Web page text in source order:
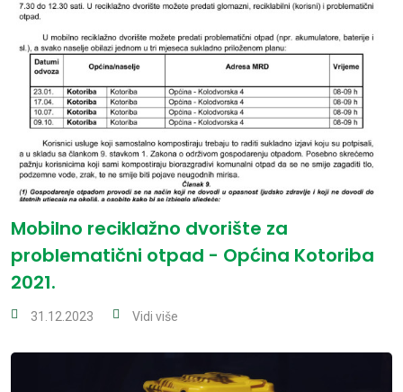
Mobilno reciklažno dvorište za
problematični otpad - Općina Kotoriba
2021.
31.12.2023 Vidi više